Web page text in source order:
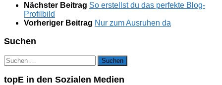
Nächster Beitrag So erstellst du das perfekte Blog-
Profilbild
Vorheriger Beitrag Nur zum Ausruhen da
Suchen
Suchen
nach:
topE in den Sozialen Medien